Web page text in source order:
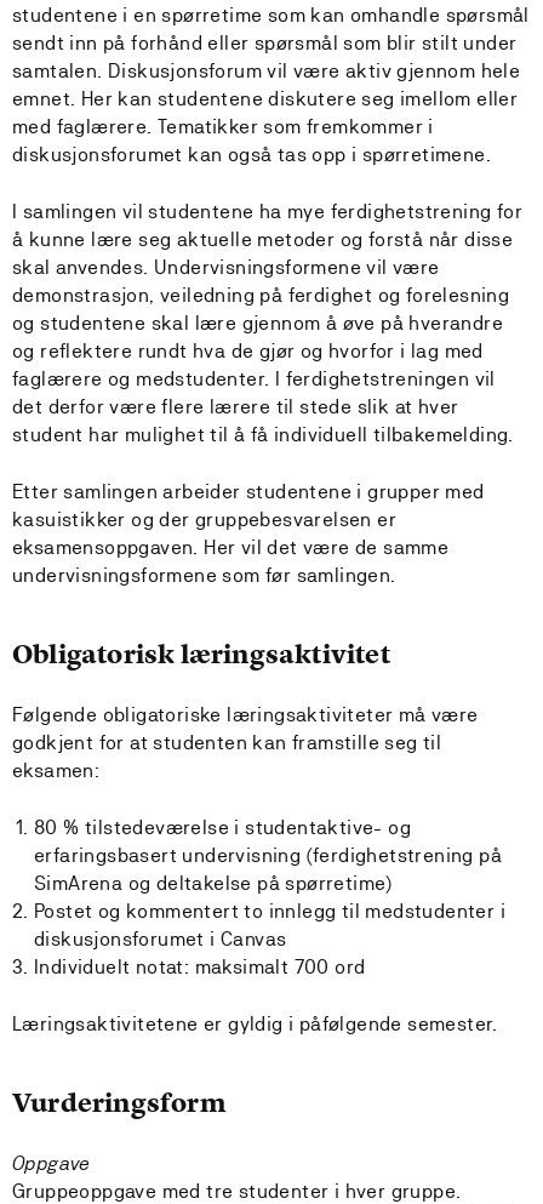
studentene i en spørretime som kan omhandle spørsmål
sendt inn på forhånd eller spørsmål som blir stilt under
samtalen. Diskusjonsforum vil være aktiv gjennom hele
emnet. Her kan studentene diskutere seg imellom eller
med faglærere. Tematikker som fremkommer i
diskusjonsforumet kan også tas opp i spørretimene.
I samlingen vil studentene ha mye ferdighetstrening for
å kunne lære seg aktuelle metoder og forstå når disse
skal anvendes. Undervisningsformene vil være
demonstrasjon, veiledning på ferdighet og forelesning
og studentene skal lære gjennom å øve på hverandre
og reflektere rundt hva de gjør og hvorfor i lag med
faglærere og medstudenter. I ferdighetstreningen vil
det derfor være flere lærere til stede slik at hver
student har mulighet til å få individuell tilbakemelding.
Etter samlingen arbeider studentene i grupper med
kasuistikker og der gruppebesvarelsen er
eksamensoppgaven. Her vil det være de samme
undervisningsformene som før samlingen.
Obligatorisk læringsaktivitet
Følgende obligatoriske læringsaktiviteter må være
godkjent for at studenten kan framstille seg til
eksamen:
80 % tilstedeværelse i studentaktive- og
erfaringsbasert undervisning (ferdighetstrening på
SimArena og deltakelse på spørretime)
Postet og kommentert to innlegg til medstudenter i
diskusjonsforumet i Canvas
Individuelt notat: maksimalt 700 ord
Læringsaktivitetene er gyldig i påfølgende semester.
Vurderingsform
Oppgave
Gruppeoppgave med tre studenter i hver gruppe.